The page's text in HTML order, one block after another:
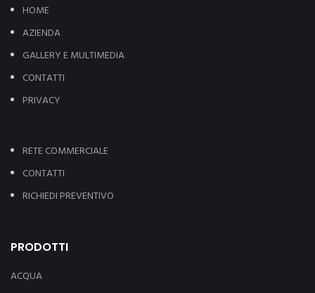
HOME
AZIENDA
GALLERY E MULTIMEDIA
CONTATTI
PRIVACY
RETE COMMERCIALE
CONTATTI
RICHIEDI PREVENTIVO
PRODOTTI
ACQUA